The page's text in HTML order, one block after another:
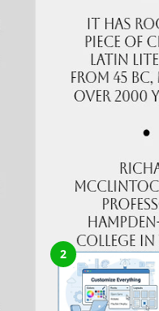
Sie diese
2